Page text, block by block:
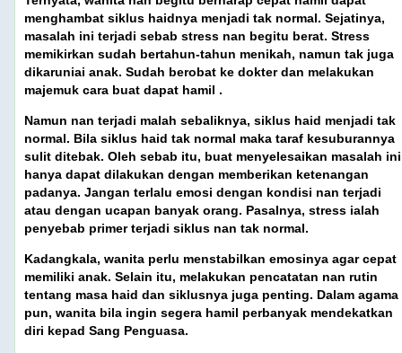
menghambat siklus haidnya menjadi tak normal. Sejatinya,
masalah ini terjadi sebab stress nan begitu berat. Stress
memikirkan sudah bertahun-tahun menikah, namun tak juga
dikaruniai anak. Sudah berobat ke dokter dan melakukan
majemuk cara buat dapat hamil .
Namun nan terjadi malah sebaliknya, siklus haid menjadi tak
normal. Bila siklus haid tak normal maka taraf kesuburannya
sulit ditebak. Oleh sebab itu, buat menyelesaikan masalah ini
hanya dapat dilakukan dengan memberikan ketenangan
padanya. Jangan terlalu emosi dengan kondisi nan terjadi
atau dengan ucapan banyak orang. Pasalnya, stress ialah
penyebab primer terjadi siklus nan tak normal.
Kadangkala, wanita perlu menstabilkan emosinya agar cepat
memiliki anak. Selain itu, melakukan pencatatan nan rutin
tentang masa haid dan siklusnya juga penting. Dalam agama
pun, wanita bila ingin segera hamil perbanyak mendekatkan
diri kepad Sang Penguasa.